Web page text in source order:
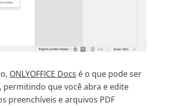
ONLYOFFICE Docs é o que pode ser
que você abra e edite
preenchíveis e arquivos PDF